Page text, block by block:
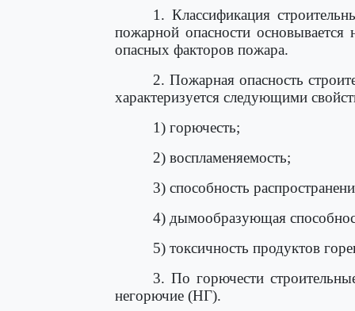
1. Классификация
пожарной опасности
опасных факторов пожара.
2. Пожарная опасность
характеризуется следующими
1) горючесть;
2) воспламеняемость;
3) способность
4) дымообразующая
5) токсичность продуктов
3. По горючести
негорючие (НГ).